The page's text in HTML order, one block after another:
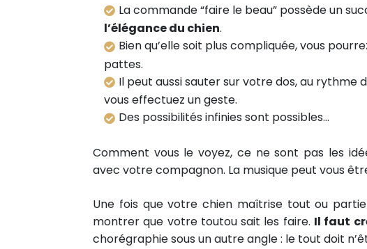
La commande “faire le beau” possède un
l’élégance du chien.
Bien qu’elle soit plus compliquée, vous
pattes.
Il peut aussi sauter sur votre dos, au rythme
vous effectuez un geste.
Des possibilités infinies sont possibles…
Comment vous le voyez, ce ne sont pas les
avec votre compagnon. La musique peut vous
Une fois que votre chien maîtrise tout ou
montrer que votre toutou sait les faire. Il faut
chorégraphie sous un autre angle : le tout doit